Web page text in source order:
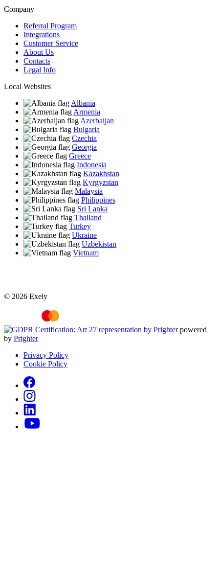
Company
Referral Program
Integrations
Customer Service
About Us
Contacts
Legal Info
Local Websites
Albania
Armenia
Azerbaijan
Bulgaria
Czechia
Georgia
Greece
Indonesia
Kazakhstan
Kyrgyzstan
Malaysia
Philippines
Sri Lanka
Thailand
Turkey
Ukraine
Uzbekistan
Vietnam
© 2026 Exely
powered
by Prighter
Privacy Policy
Cookie Policy